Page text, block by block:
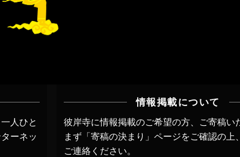
人ひと
ーネッ
情報掲載について
彼岸寺に情報掲載のご希望の方、ご寄稿い
まず 「寄稿の決まり」ページをご確認の上
ご連絡 ください。